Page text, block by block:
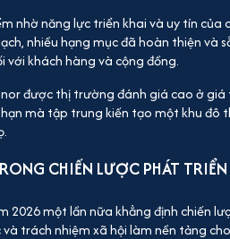
nhờ năng lực triển khai và uy tín của
nhiều hạng mục đã hoàn thiện và
với khách hàng và cộng đồng.
được thị trường đánh giá cao ở
mà tập trung kiến tạo một khu đô
CHIẾN LƯỢC PHÁT
2026 một lần nữa khẳng định chiến
trách nhiệm xã hội làm nền tảng